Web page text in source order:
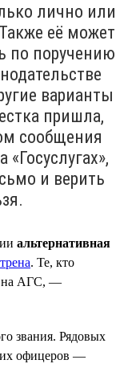
лично или
её может
по поручению
варианты
пришла,
сообщения
и верить
альтернативная
. Те, кто
на АГС, —
звания. Рядовых
офицеров —